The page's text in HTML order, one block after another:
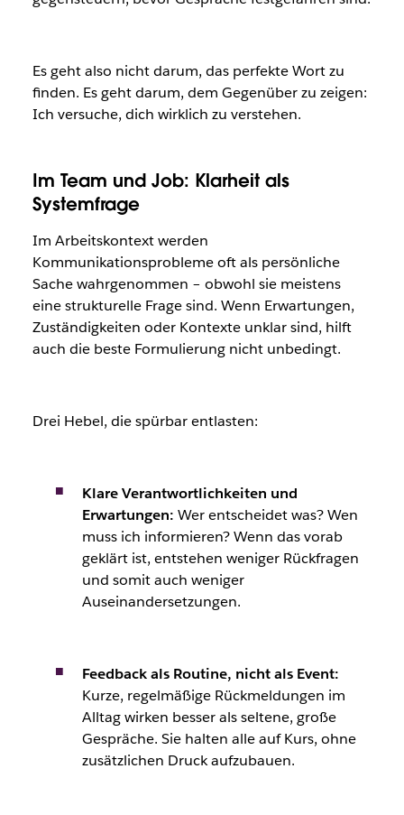
Es geht also nicht darum, das perfekte Wort zu
finden. Es geht darum, dem Gegenüber zu zeigen:
Ich versuche, dich wirklich zu verstehen.
Im Team und Job: Klarheit als
Systemfrage
Im Arbeitskontext werden
Kommunikationsprobleme oft als persönliche
Sache wahrgenommen – obwohl sie meistens
eine strukturelle Frage sind. Wenn Erwartungen,
Zuständigkeiten oder Kontexte unklar sind, hilft
auch die beste Formulierung nicht unbedingt.
Drei Hebel, die spürbar entlasten:
Klare Verantwortlichkeiten und
Erwartungen: Wer entscheidet was? Wen
muss ich informieren? Wenn das vorab
geklärt ist, entstehen weniger Rückfragen
und somit auch weniger
Auseinandersetzungen.
Feedback als Routine, nicht als Event:
Kurze, regelmäßige Rückmeldungen im
Alltag wirken besser als seltene, große
Gespräche. Sie halten alle auf Kurs, ohne
zusätzlichen Druck aufzubauen.